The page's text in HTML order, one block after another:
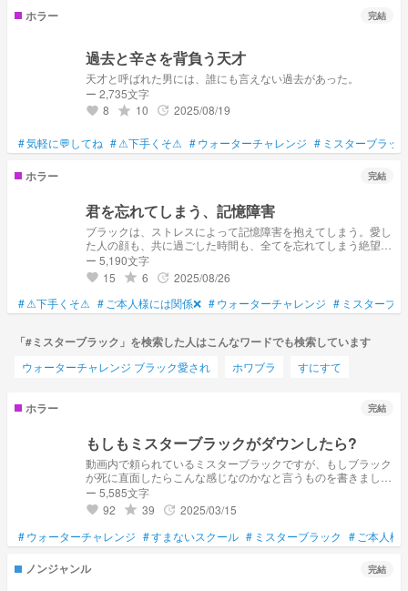
ホラー 完結
過去と辛さを背負う天才
天才と呼ばれた男には、誰にも言えない過去があった。
ー 2,735文字
favorite 8 grade 10 update 2025/08/19
#気軽に💬してね #⚠下手くそ⚠ #ウォーターチャレンジ # ミスターブラッ
ホラー 完結
君を忘れてしまう、記憶障害
ブラックは、ストレスによって記憶障害を抱えてしまう。愛し
た人の顔も、共に過ごした時間も、全てを忘れてしまう絶望。
毎日が初めての日のようで、過去の自分が書いた日記だけが、
わずかな手がかり。しかし、日記に綴られた君という存在だけ
は、どうしても思い出せない。忘れるはずのない大切な人を、
なぜ忘れてしまったのか？失われた記憶の中に隠された、切な
い真実とは？記憶障害と闘いながら、忘れ去られた愛を再び見
ー 5,190文字
favorite 15 grade 6 update 2025/08/26
#⚠下手くそ⚠ #ご本人様には関係❌ #ウォーターチャレンジ # ミスターブ
「#ミスターブラック」を検索した人はこんなワードでも検索しています
ウォーターチャレンジ ブラック愛され ホワブラ すにすて
ホラー 完結
もしもミスターブラックがダウンしたら?
動画内で頼られているミスターブラックですが、もしブラック
が死に直面したらこんな感じなのかなと言うものを書きました
⚠死ネタはありませんが、血の表現あり
ー 5,585文字
favorite 92 grade 39 update 2025/03/15
#ウォーターチャレンジ #すまないスクール # ミスターブラック # ご本人様
ノンジャンル 完結